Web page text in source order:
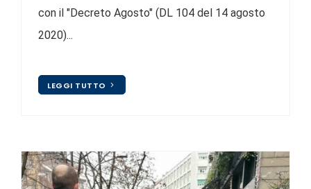
con il "Decreto Agosto" (DL 104 del 14 agosto
2020)...
LEGGI TUTTO